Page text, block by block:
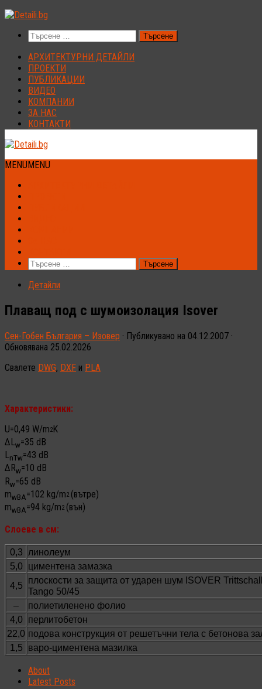
Към
Търсене
за:
АРХИТЕКТУРНИ ДЕТАЙЛИ
ПРОЕКТИ
ПУБЛИКАЦИИ
ВИДЕО
КОМПАНИИ
ЗА НАС
КОНТАКТИ
MENUMENU
Търсене
за:
Детайли
Плаващ под с шумоизолация Isover
Сен-Гобен България – Изовер · Публикувано на 04.12.2007 ·
Обновявана 25.02.2026
Свалете DWG, DXF и PLA
Характеристики:
U=0,49 W/m2K
ΔLw=35 dB
LnTw=43 dB
ΔRw=10 dB
Rw=65 dB
mwBA=102 kg/m2 (вътре)
mwBA=94 kg/m2 (вън)
Слоеве в см:
0,3
линолеум
5,0
циментена замазка
4,5
плоскости за защита от ударен шум ISOVER
Tango 50/45
–
полиетиленено фолио
4,0
перлитобетон
22,0 подова конструкция от решетъчни тела с бетонова
1,5
варо-циментена мазилка
About
Latest Posts